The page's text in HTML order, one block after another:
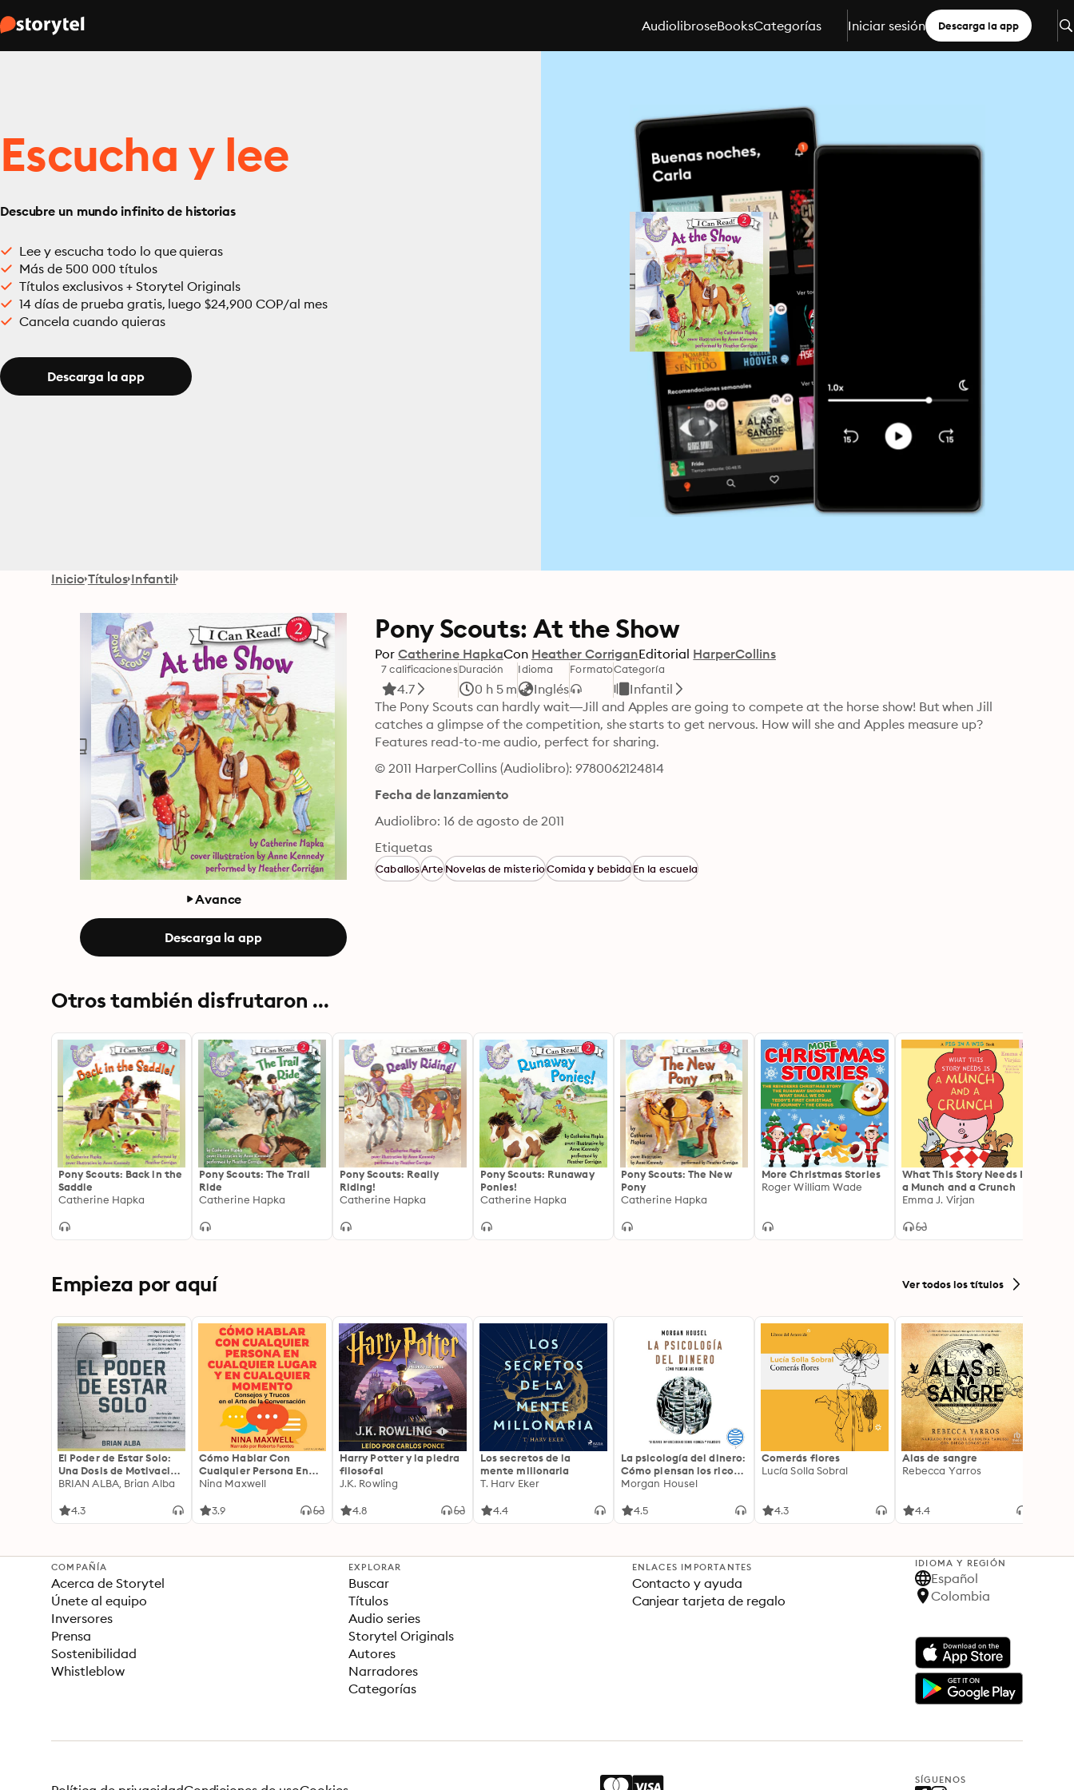
AudiolibroseBooksCategorías Iniciar sesión Descarga la app
Escucha y lee
Descubre un mundo infinito de historias
Lee y escucha todo lo que quieras
Más de 500 000 títulos
Títulos exclusivos + Storytel Originals
14 días de prueba gratis, luego $24,900 COP/al mes
Cancela cuando quieras
Descarga la app
Inicio Títulos Infantil
Avance
Descarga la app
Pony Scouts: At the Show
Por Catherine HapkaCon Heather CorriganEditorial HarperCollins
7 calificaciones
4.7
Duración
0 h 5 m
Idioma
Inglés
FormatoCategoría
Infantil
The Pony Scouts can hardly wait—Jill and Apples are going to compete at the horse show! But when Jill
catches a glimpse of the competition, she starts to get nervous. How will she and Apples measure up?
Features read-to-me audio, perfect for sharing.
© 2011 HarperCollins (Audiolibro): 9780062124814
Fecha de lanzamiento
Audiolibro: 16 de agosto de 2011
Etiquetas
CaballosArteNovelas de misterioComida y bebidaEn la escuela
Otros también disfrutaron ...
Pony Scouts: Back in the
Saddle
Catherine Hapka
Pony Scouts: The Trail
Ride
Catherine Hapka
Pony Scouts: Really
Riding!
Catherine Hapka
Pony Scouts: Runaway
Ponies!
Catherine Hapka
Pony Scouts: The New
Pony
Catherine Hapka
More Christmas Stories
Roger William Wade
What This Story Needs Is
a Munch and a Crunch
Emma J. Virjan
Empieza por aquí Ver todos los títulos
El Poder de Estar Solo:
Una Dosis de Motivación
Acompañada de Ideas
una Vida Mejor
BRIAN ALBA, Brian Alba
4.3
Cómo Hablar Con
Cualquier Persona En
Cualquier Lugar Y En
Nina Maxwell
3.9
Harry Potter y la piedra
filosofal
J.K. Rowling
4.8
Los secretos de la
mente millonaria
T. Harv Eker
4.4
La psicología del dinero:
Cómo piensan los ricos:
18 claves imperecederas
Morgan Housel
4.5
Comerás flores
Lucía Solla Sobral
4.3
Alas de sangre
Rebecca Yarros
4.4
COMPAÑÍA
Acerca de Storytel
Únete al equipo
Inversores
Prensa
Sostenibilidad
Whistleblow
EXPLORAR
Buscar
Títulos
Audio series
Storytel Originals
Autores
Narradores
Categorías
ENLACES IMPORTANTES
Contacto y ayuda
Canjear tarjeta de regalo
IDIOMA Y REGIÓN
Español
Colombia
SÍGUENOS